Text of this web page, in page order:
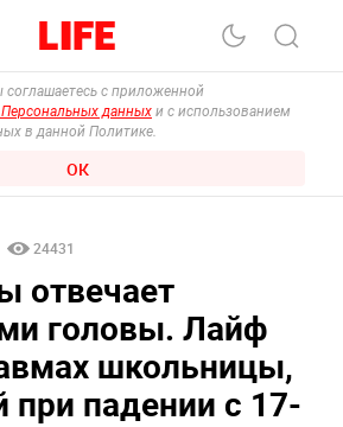
соглашаетесь с приложенной
данных и с использованием
в данной Политике.
ОК
24431
отвечает
головы. Лайф
школьницы,
падении с 17-